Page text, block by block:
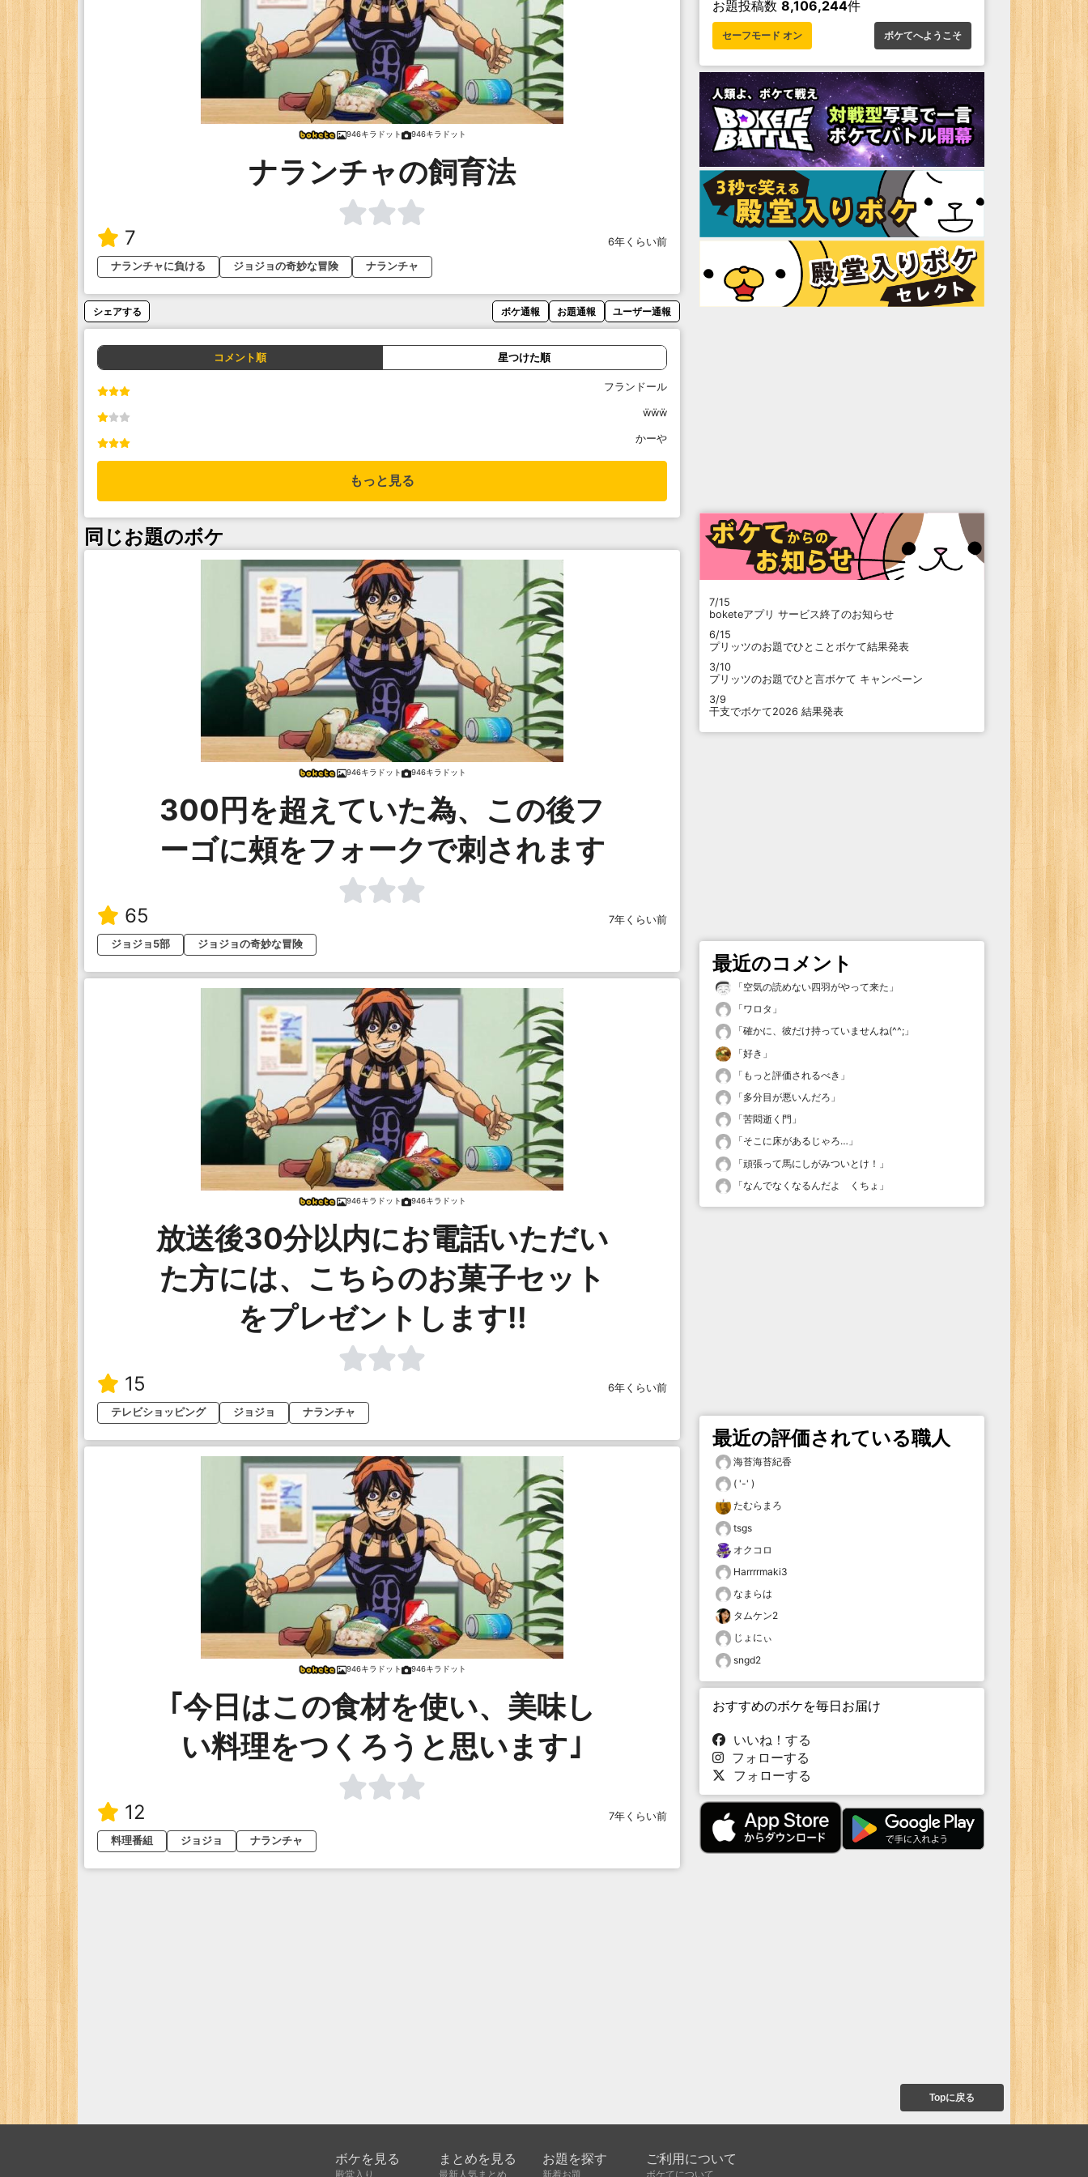
946キラドット 946キラドット
ナランチャの飼育法
7
6年くらい前
ナランチャに負ける
ジョジョの奇妙な冒険 ナランチャ
シェアする ボケ通報 お題通報 ユーザー通報
コメント順 星つけた順
フランドール
ẅẅẅ
かーや
もっと見る
同じお題のボケ
946キラドット 946キラドット
300円を超えていた為、この後フ
ーゴに頰をフォークで刺されます
65
7年くらい前
ジョジョ5部
ジョジョの奇妙な冒険
946キラドット 946キラドット
放送後30分以内にお電話いただい
た方には、こちらのお菓子セット
をプレゼントします!!
15
6年くらい前
テレビショッピング
ジョジョ ナランチャ
946キラドット 946キラドット
｢今日はこの食材を使い、美味し
い料理をつくろうと思います｣
12
7年くらい前
料理番組
ジョジョ ナランチャ
お題投稿数 8,106,244件
セーフモード オン ボケてへようこそ
7/15
boketeアプリ サービス終了のお知らせ
6/15
プリッツのお題でひとことボケて結果発表
3/10
プリッツのお題でひと言ボケて キャンペーン
3/9
干支でボケて2026 結果発表
最近のコメント
「空気の読めない四羽がやって来た 」
「ワロタ 」
「確かに、彼だけ持っていませんね(^^; 」
「好き 」
「 もっと評価されるべき 」
「多分目が悪いんだろ 」
「苦悶逝く門 」
「そこに床があるじゃろ… 」
「頑張って馬にしがみついとけ！ 」
「なんでなくなるんだよ くちょ 」
最近の評価されている職人
海苔海苔紀香
( '-' )
たむらまろ
tsgs
オクコロ
Harrrrmaki3
なまらは
タムケン2
じょにぃ
sngd2
おすすめのボケを毎日お届け
いいね！する
フォローする
フォローする
Topに戻る
ボケを見る
殿堂入り
まとめを見る
最新人気まとめ
お題を探す
新着お題
ご利用について
ボケてについて